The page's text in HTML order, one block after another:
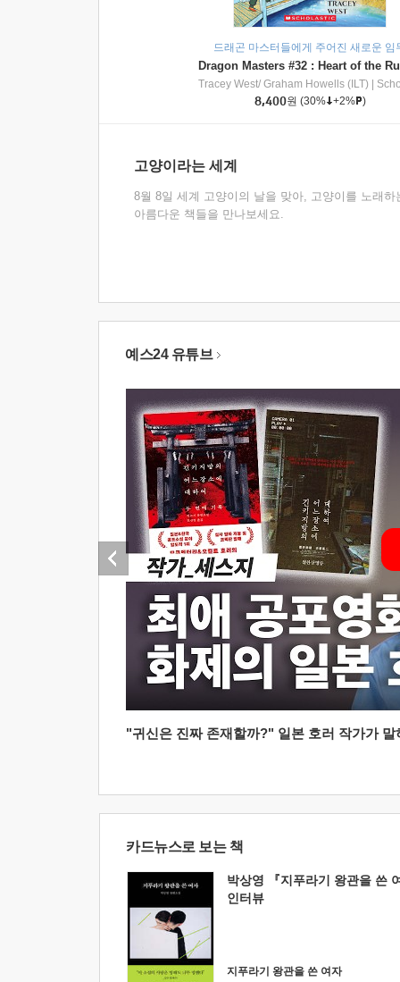
드래곤 마스터들에게 주어진 새로운 임
Tracey West/ Graham Howells (ILT)
8,400원 (30% +2% )
고양이라는 세계
8월 8일 세계 고양이의 날을 맞아, 고양이를 노래하
아름다운 책들을 만나보세요.
예스24 유튜브
"귀신은 진짜 존재할까?" 일본 호러 작가가
카드뉴스로 보는 책
박상영 『지푸라기 왕관을 쓴
인터뷰
지푸라기 왕관을 쓴 여자